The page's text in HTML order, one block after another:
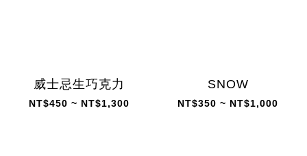
威士忌生巧克力
NT$450 ~ NT$1,300
SNOW
NT$350 ~ NT$1,000